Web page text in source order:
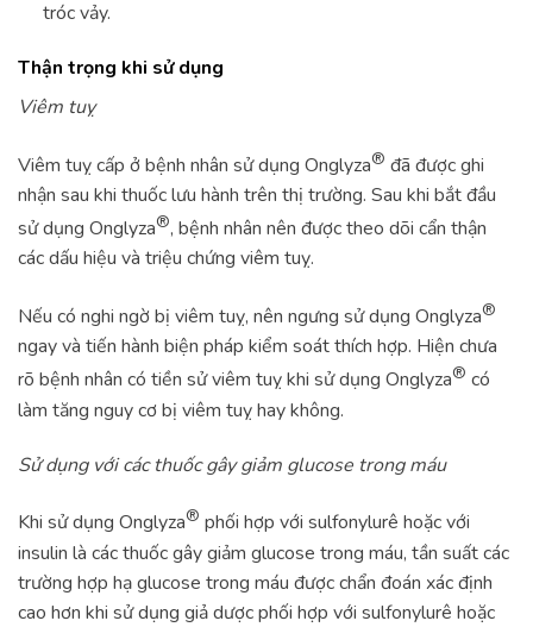
tróc vảy.
Thận trọng khi sử dụng
Viêm tuỵ
Viêm tuỵ cấp ở bệnh nhân sử dụng Onglyza® đã được ghi
nhận sau khi thuốc lưu hành trên thị trường. Sau khi bắt đầu
sử dụng Onglyza®, bệnh nhân nên được theo dõi cẩn thận
các dấu hiệu và triệu chứng viêm tuỵ.
Nếu có nghi ngờ bị viêm tuỵ, nên ngưng sử dụng Onglyza®
ngay và tiến hành biện pháp kiểm soát thích hợp. Hiện chưa
rõ bệnh nhân có tiền sử viêm tuỵ khi sử dụng Onglyza® có
làm tăng nguy cơ bị viêm tuỵ hay không.
Sử dụng với các thuốc gây giảm glucose trong máu
Khi sử dụng Onglyza® phối hợp với sulfonylurê hoặc với
insulin là các thuốc gây giảm glucose trong máu, tần suất các
trường hợp hạ glucose trong máu được chẩn đoán xác định
cao hơn khi sử dụng giả dược phối hợp với sulfonylurê hoặc